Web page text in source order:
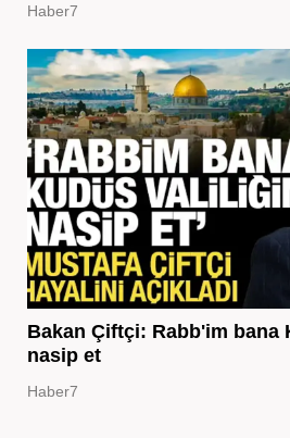
Haber7
Bakan Çiftçi: Rabb'im bana
nasip et
Haber7